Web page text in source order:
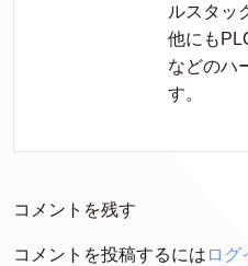
ルスタッ
他にも
などのハ
す。
コメントを残す
コメントを投稿するには ログ